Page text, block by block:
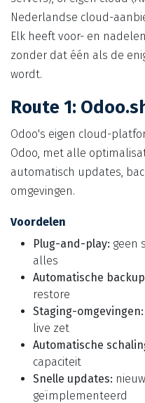
Nederlandse cloud-
Elk heeft voor- en
zonder dat één als de
wordt.
Route 1:
Odoo's eigen cloud-
Odoo, met alle
automatisch updates,
omgevingen.
Voordelen
Plug-and-play: geen
alles
Automatische
restore
Staging-omgevingen:
live zet
Automatische
capaciteit
Snelle updates:
geïmplementeerd